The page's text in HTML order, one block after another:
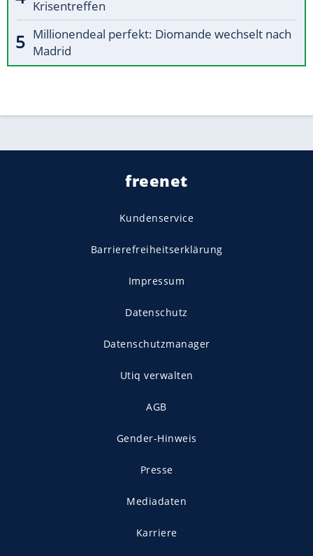
Krisentreffen
Millionendeal perfekt: Diomande wechselt nach
Madrid
freenet
Kundenservice
Barrierefreiheitserklärung
Impressum
Datenschutz
Datenschutzmanager
Utiq verwalten
AGB
Gender-Hinweis
Presse
Mediadaten
Karriere